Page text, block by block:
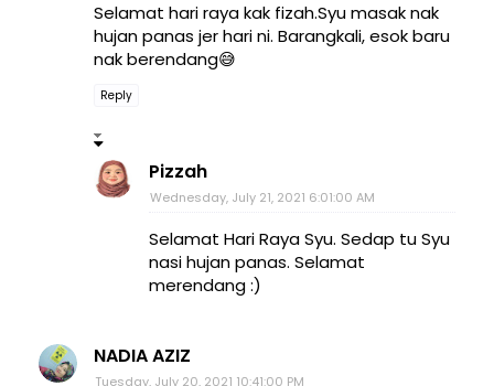
Selamat hari raya kak fizah.Syu masak nak
hujan panas jer hari ni. Barangkali, esok baru
nak berendang😅
Reply
Pizzah
Wednesday, July 21, 2021 6:01:00 AM
Selamat Hari Raya Syu. Sedap tu Syu
nasi hujan panas. Selamat
merendang :)
NADIA AZIZ
Tuesday, July 20, 2021 10:41:00 PM